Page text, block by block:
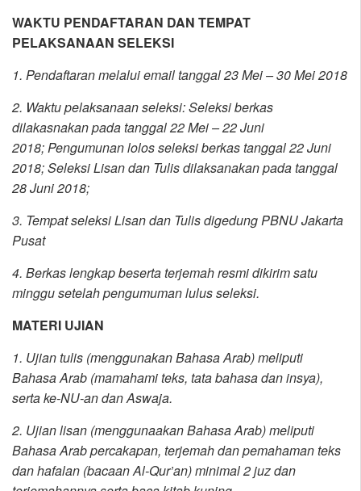
WAKTU PENDAFTARAN DAN TEMPAT
PELAKSANAAN SELEKSI
1. Pendaftaran melalui email tanggal 23 Mei – 30 Mei 2018
2. Waktu pelaksanaan seleksi:Seleksi berkas
dilakasnakan pada tanggal 22 Mei – 22 Juni
2018;Pengumunan lolos seleksi berkas tanggal 22 Juni
2018;Seleksi Lisan dan Tulis dilaksanakan pada tanggal
28 Juni 2018;
3. Tempat seleksi Lisan dan Tulis digedung PBNU Jakarta
Pusat
4. Berkas lengkap beserta terjemah resmi dikirim satu
minggu setelah pengumuman lulus seleksi.
MATERI UJIAN
1. Ujian tulis (menggunakan Bahasa Arab) meliputi
Bahasa Arab (mamahami teks, tata bahasa dan insya),
serta ke-NU-an dan Aswaja.
2. Ujian lisan (menggunaakan Bahasa Arab) meliputi
Bahasa Arab percakapan, terjemah dan pemahaman teks
dan hafalan (bacaan Al-Qur’an) minimal 2 juz dan